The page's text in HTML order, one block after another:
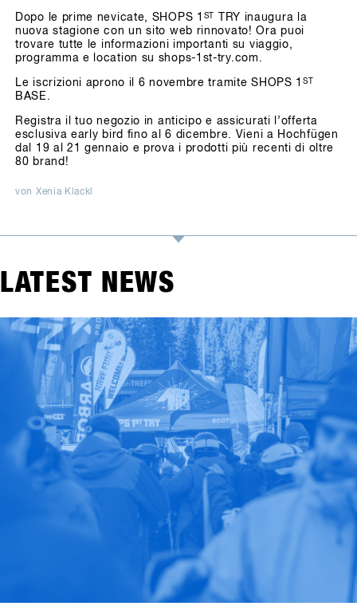
Dopo le prime nevicate, SHOPS 1 ST
TRY inaugura la
nuova stagione con un sito web rinnovato! Ora puoi
trovare tutte le informazioni importanti su viaggio,
programma e location su shops-1st-try.com.
Le iscrizioni aprono il 6 novembre tramite SHOPS 1 ST
BASE.
Registra il tuo negozio in anticipo e assicurati l’offerta
esclusiva early bird fino al 6 dicembre. Vieni a Hochfügen
dal 19 al 21 gennaio e prova i prodotti più recenti di oltre
80 brand!
von Xenia Klackl
LATEST NEWS